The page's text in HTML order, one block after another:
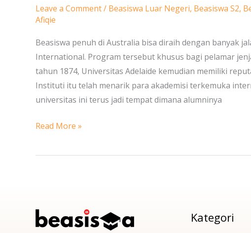
Leave a Comment/ Beasiswa Luar Negeri, Beasiswa S2,
Afiqie
Beasiswa penuh di Australia bisa diraih dengan banyak
International. Program tersebut khusus bagi pelamar
tahun 1874, Universitas Adelaide kemudian memiliki
Instituti itu telah menarik para akademisi terkemuka
universitas ini terus jadi tempat dimana alumninya
S2
dan
S3
di
Universitas
Adelaide,
Australia
Read More »
Kategori